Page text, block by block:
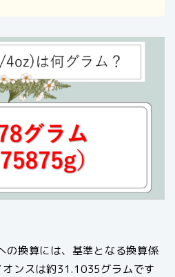
の換算には、基準となる換算係
ンスは約31.1035グラムです